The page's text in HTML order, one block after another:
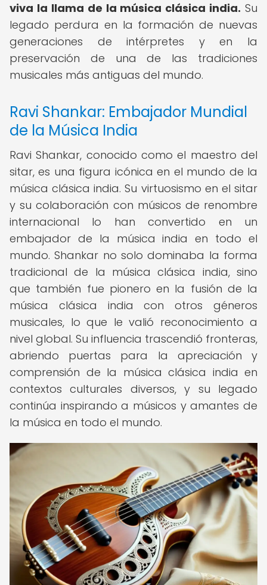
viva la llama de la música clásica india. Su
legado perdura en la formación de nuevas
generaciones de intérpretes y en la
preservación de una de las tradiciones
musicales más antiguas del mundo.
Ravi Shankar: Embajador Mundial
de la Música India
Ravi Shankar, conocido como el maestro del
sitar, es una figura icónica en el mundo de la
música clásica india. Su virtuosismo en el sitar
y su colaboración con músicos de renombre
internacional lo han convertido en un
embajador de la música india en todo el
mundo. Shankar no solo dominaba la forma
tradicional de la música clásica india, sino
que también fue pionero en la fusión de la
música clásica india con otros géneros
musicales, lo que le valió reconocimiento a
nivel global. Su influencia trascendió fronteras,
abriendo puertas para la apreciación y
comprensión de la música clásica india en
contextos culturales diversos, y su legado
continúa inspirando a músicos y amantes de
la música en todo el mundo.